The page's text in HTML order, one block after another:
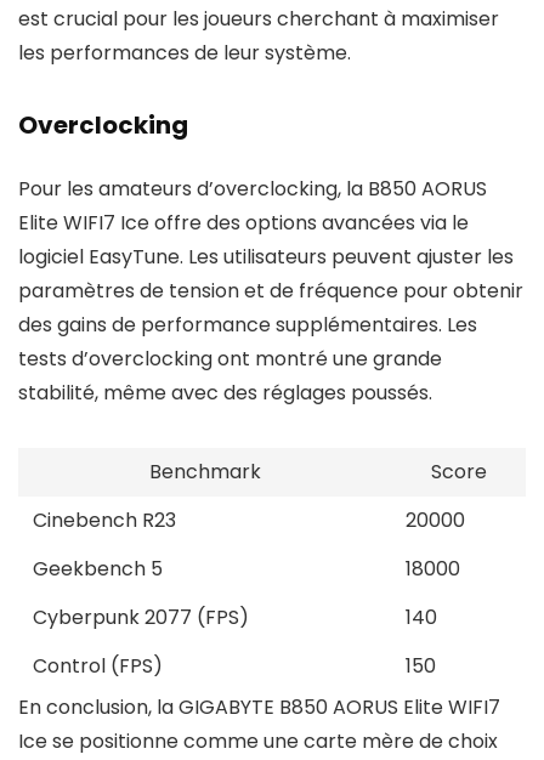
est crucial pour les joueurs cherchant à maximiser
les performances de leur système.
Overclocking
Pour les amateurs d’overclocking, la B850 AORUS
Elite WIFI7 Ice offre des options avancées via le
logiciel EasyTune. Les utilisateurs peuvent ajuster les
paramètres de tension et de fréquence pour obtenir
des gains de performance supplémentaires. Les
tests d’overclocking ont montré une grande
stabilité, même avec des réglages poussés.
Benchmark
Score
Cinebench R23
20000
Geekbench 5
18000
Cyberpunk 2077 (FPS)
140
Control (FPS)
150
En conclusion, la GIGABYTE B850 AORUS Elite WIFI7
Ice se positionne comme une carte mère de choix